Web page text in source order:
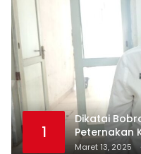
1
Dikatai
Peternakan
Maret 13, 2025